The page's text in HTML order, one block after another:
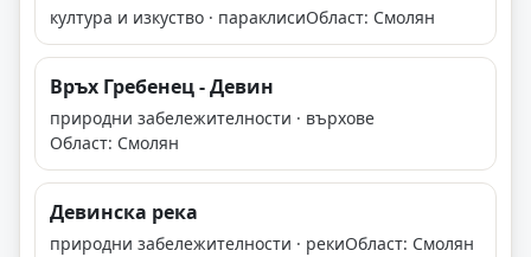
култура и изкуство · параклисиОбласт: Смолян
Връх Гребенец - Девин
природни забележителности · върхове
Област: Смолян
Девинска река
природни забележителности · рекиОбласт: Смолян